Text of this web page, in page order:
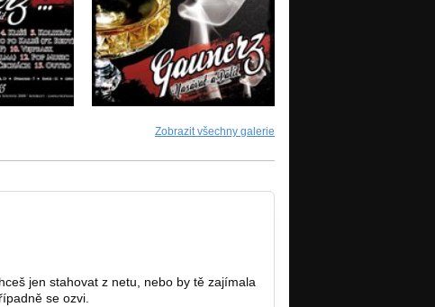
Zobrazit všechny galerie
jen stahovat z netu, nebo by tě zajímala
se ozvi.